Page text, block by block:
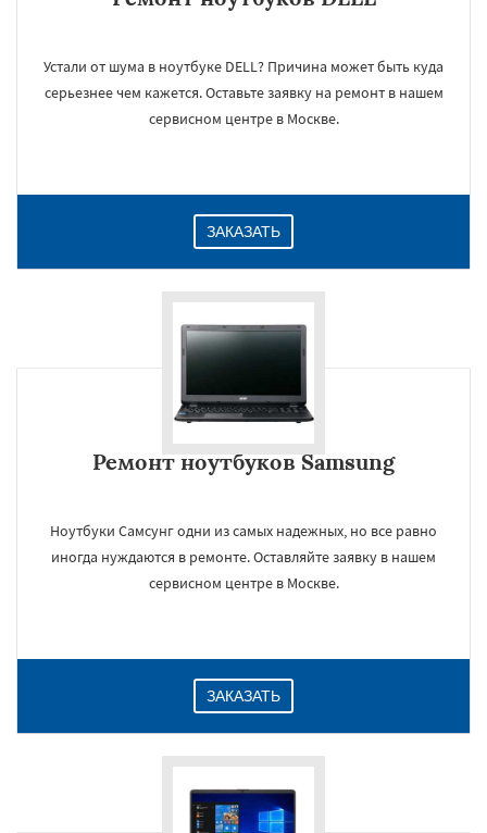
Устали от шума в ноутбуке DELL? Причина может быть куда
серьезнее чем кажется. Оставьте заявку на ремонт в нашем
сервисном центре в Москве.
ЗАКАЗАТЬ
Ремонт ноутбуков Samsung
Ноутбуки Самсунг одни из самых надежных, но все равно
иногда нуждаются в ремонте. Оставляйте заявку в нашем
сервисном центре в Москве.
ЗАКАЗАТЬ